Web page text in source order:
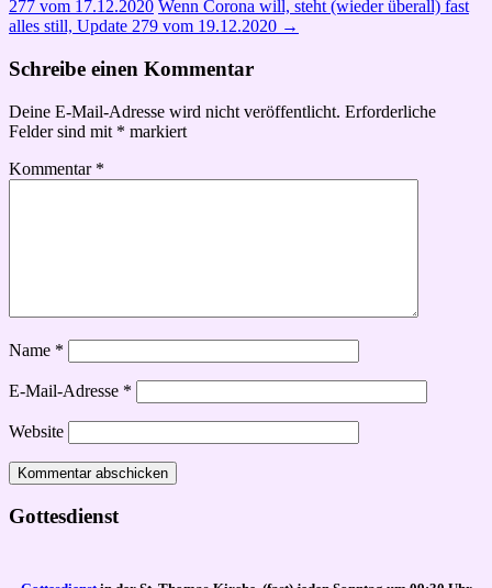
277 vom 17.12.2020 Wenn Corona will, steht (wieder überall) fast
alles still, Update 279 vom 19.12.2020 →
Schreibe einen Kommentar
Deine E-Mail-Adresse wird nicht veröffentlicht. Erforderliche
Felder sind mit * markiert
Kommentar *
Name *
E-Mail-Adresse *
Website
Gottesdienst